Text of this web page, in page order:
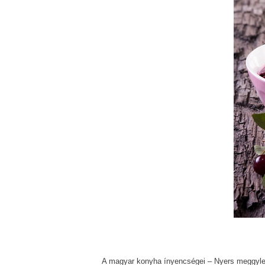
A magyar konyha ínyencségei – Nyers